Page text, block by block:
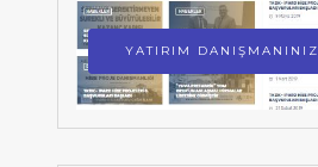
YATIRIM DANIŞMANINIZ